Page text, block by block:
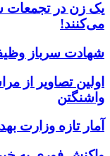
یک زن در تجمعات
می‌کنند!
شهادت سرباز
اولین تصاویر از
واشنگتن
آمار تازه وزارت